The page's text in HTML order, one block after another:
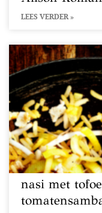
LEES VERDER »
nasi met